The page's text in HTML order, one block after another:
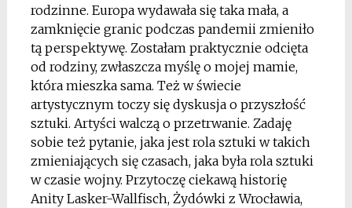
rodzinne. Europa wydawała się taka mała, a
zamknięcie granic podczas pandemii zmieniło
tą perspektywę. Zostałam praktycznie odcięta
od rodziny, zwłaszcza myślę o mojej mamie,
która mieszka sama. Też w świecie
artystycznym toczy się dyskusja o przyszłość
sztuki. Artyści walczą o przetrwanie. Zadaję
sobie też pytanie, jaka jest rola sztuki w takich
zmieniających się czasach, jaka była rola sztuki
w czasie wojny. Przytoczę ciekawą historię
Anity Lasker-Wallfisch, Żydówki z Wrocławia,